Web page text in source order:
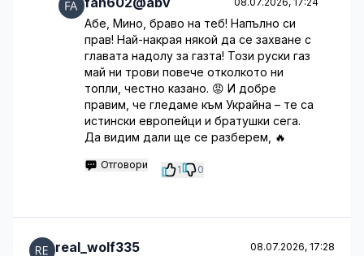
Абе, Мино, браво на теб! Напълно си
прав! Най-накрая някой да се захване с
главата надолу за газта! Този руски газ
май ни трови повече отколкото ни
топли, честно казано. 😡 И добре
правим, че гледаме към Украйна – те са
истински европейци и братушки сега.
Да видим дали ще се разберем, 🔥
Отговори 1 0
real_wolf335 08.07.2026, 17:28